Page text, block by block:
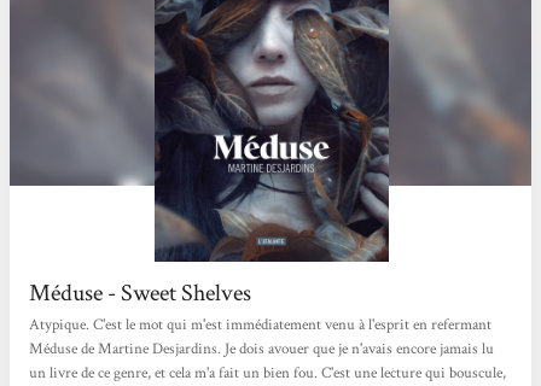
Méduse - Sweet Shelves
Atypique. C'est le mot qui m'est immédiatement venu à l'esprit en refermant
Méduse de Martine Desjardins. Je dois avouer que je n'avais encore jamais lu
un livre de ce genre, et cela m'a fait un bien fou. C'est une lecture qui bouscule,